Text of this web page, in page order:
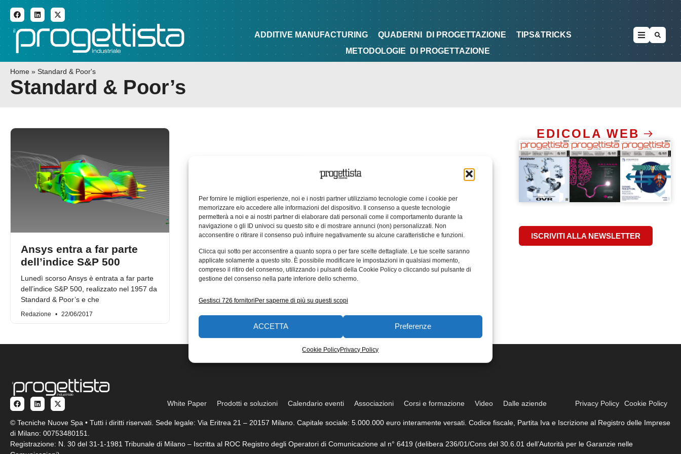
Per fornire le migliori esperienze, noi e i nostri partner utilizziamo tecnologie come i cookie per
memorizzare e/o accedere alle informazioni del dispositivo. Il consenso a queste tecnologie
permetterà a noi e ai nostri partner di elaborare dati personali come il comportamento durante la
navigazione o gli ID univoci su questo sito e di mostrare annunci (non) personalizzati. Non
acconsentire o ritirare il consenso può influire negativamente su alcune caratteristiche e funzioni.
Clicca qui sotto per acconsentire a quanto sopra o per fare scelte dettagliate. Le tue scelte saranno
applicate solamente a questo sito. È possibile modificare le impostazioni in qualsiasi momento,
compreso il ritiro del consenso, utilizzando i pulsanti della Cookie Policy o cliccando sul pulsante di
gestione del consenso nella parte inferiore dello schermo.
Gestisci 726 fornitoriPer saperne di più su questi scopi
ACCETTA Preferenze
Cookie PolicyPrivacy Policy
ADDITIVE MANUFACTURING QUADERNI DI PROGETTAZIONE TIPS&TRICKS METODOLOGIE DI PROGETTAZIONE
ADDITIVE MANUFACTURING QUADERNI DI PROGETTAZIONE
TIPS&TRICKS
METODOLOGIE
DI PROGETTAZIONE
Home » Standard & Poor's
Standard & Poor’s
Ansys entra a far parte
dell’indice S&P 500
Lunedì scorso Ansys è entrata a far parte
dell’indice S&P 500, realizzato nel 1957 da
Standard & Poor’s e che
Redazione 22/06/2017
EDICOLA WEB
ISCRIVITI ALLA NEWSLETTER
White Paper Prodotti e soluzioni Calendario eventi Associazioni Corsi e formazione Video Dalle aziende Privacy Policy Cookie Policy
© Tecniche Nuove Spa • Tutti i diritti riservati. Sede legale: Via Eritrea 21 – 20157 Milano. Capitale sociale: 5.000.000 euro interamente versati. Codice fiscale, Partita Iva e Iscrizione al Registro delle Imprese
di Milano: 00753480151.
Registrazione: N. 30 del 31-1-1981 Tribunale di Milano – Iscritta al ROC Registro degli Operatori di Comunicazione al n° 6419 (delibera 236/01/Cons del 30.6.01 dell’Autorità per le Garanzie nelle